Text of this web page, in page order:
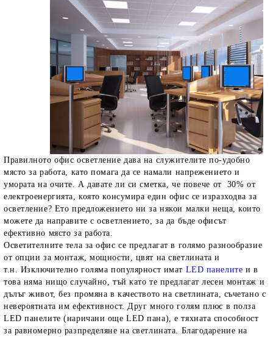
Правилното офис осветление дава на служителите по-удобно
място за работа, като помага да се намали напрежението и
умората на очите. А давате ли си сметка, че повече от 30% от
електроенергията, която консумира един офис се изразходва за
осветление? Ето предложението ни за някои малки неща, които
можете да направите с осветлението, за да бъде офисът
ефективно място за работа.
Осветителните тела за офис се предлагат в голямо разнообразие
от опции за монтаж, мощности, цвят на светлината и
т.н. Изключително голяма популярност имат LED панелите и в
това няма нищо случайно, тъй като те предлагат лесен монтаж и
дълъг живот, без промяна в качеството на светлината, съчетано с
невероятната им ефективност. Друг много голям плюс в полза
LED панелите (наричани още LED пана), е тяхната способност
за равномерно разпределяне на светлината. Благодарение на